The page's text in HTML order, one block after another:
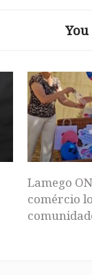
Lamego
comércio